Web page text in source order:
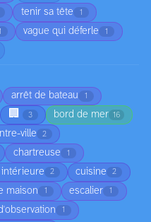
tenir sa tête 1
vague qui déferle 1
arrêt de bateau 1
🏢 3 bord de mer 16
ville 2
chartreuse 1
2 cuisine 2
maison 1 escalier 1
1